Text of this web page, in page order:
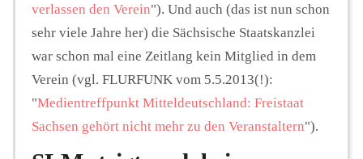
verlassen den Verein"). Und auch (das ist nun schon
sehr viele Jahre her) die Sächsische Staatskanzlei
war schon mal eine Zeitlang kein Mitglied in dem
Verein (vgl. FLURFUNK vom 5.5.2013(!):
"Medientreffpunkt Mitteldeutschland: Freistaat
Sachsen gehört nicht mehr zu den Veranstaltern").